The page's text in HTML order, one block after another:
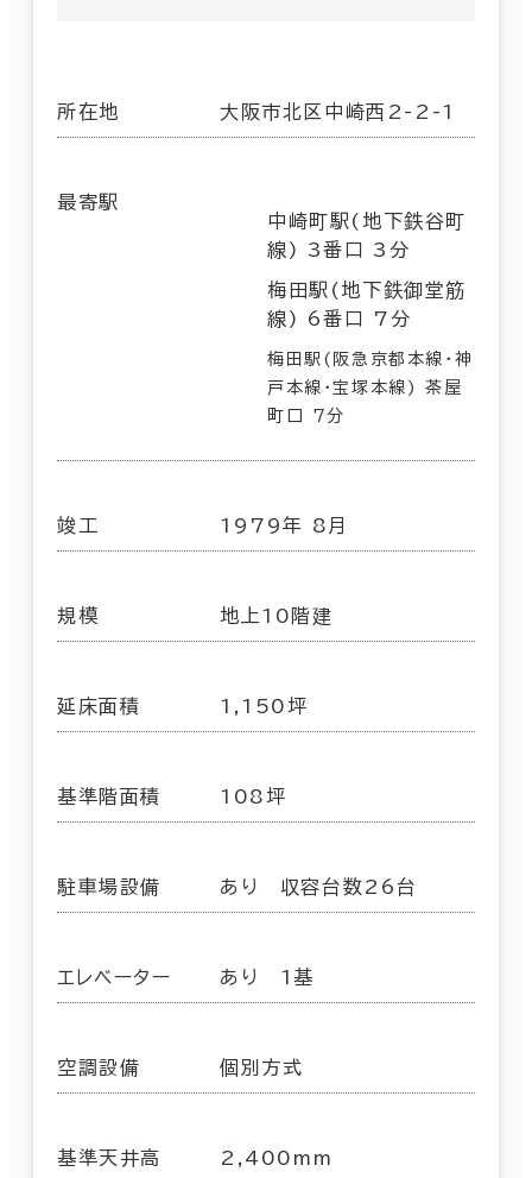
所在地 大阪市北区中崎西2-2-1
最寄駅
中崎町駅(地下鉄谷町
線) 3番口 3分
梅田駅(地下鉄御堂筋
線) 6番口 7分
梅田駅(阪急京都本線･神
戸本線･宝塚本線) 茶屋
町口 7分
竣工 1979年 8月
規模 地上10階建
延床面積 1,150坪
基準階面積 108坪
駐車場設備 あり 収容台数26台
エレベーター あり 1基
空調設備 個別方式
基準天井高 2,400mm